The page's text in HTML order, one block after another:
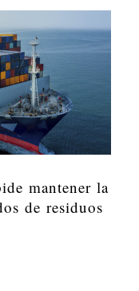
mantener la
de residuos